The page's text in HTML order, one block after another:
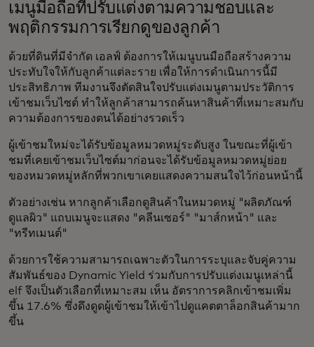
เมนูมือถือที่ปรับแต่งตามความชอบและ
พฤติกรรมการเรียกดูของลูกค้า
ด้วยที่ดินที่มีจำกัด เอลฟ์ ต้องการให้เมนูบนมือถือสร้างความ
ประทับใจให้กับลูกค้าแต่ละราย เพื่อให้การดำเนินการนี้มี
ประสิทธิภาพ ทีมงานจึงตัดสินใจปรับแต่งเมนูตามประวัติการ
เข้าชมเว็บไซต์ ทำให้ลูกค้าสามารถค้นหาสินค้าที่เหมาะสมกับ
ความต้องการของตนได้อย่างรวดเร็ว
ผู้เข้าชมใหม่จะได้รับข้อมูลหมวดหมู่ระดับสูง ในขณะที่ผู้เข้า
ชมที่เคยเข้าชมเว็บไซต์มาก่อนจะได้รับข้อมูลหมวดหมู่ย่อย
ของหมวดหมู่หลักที่พวกเขาเคยแสดงความสนใจไว้ก่อนหน้านี้
ตัวอย่างเช่น หากลูกค้าเลือกดูสินค้าในหมวดหมู่ "ผลิตภัณฑ์
ดูแลผิว" แถบเมนูจะแสดง "คลีนเซอร์" "มาส์กหน้า" และ
"ทรีทเมนต์"
ด้วยการใช้ความสามารถเฉพาะตัวในการระบุและจับคู่ความ
สัมพันธ์ของ Dynamic Yield ร่วมกับการปรับแต่งเมนูเหล่านี้
elf จึงเป็นตัวเลือกที่เหมาะสม เห็น อัตราการคลิกเข้าชมเพิ่ม
ขึ้น 17.6% ซึ่งดึงดูดผู้เข้าชมให้เข้าไปดูแคตตาล็อกสินค้ามาก
ขึ้น